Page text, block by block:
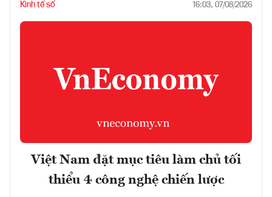
Kinh tế số 16:03, 07/08/2026
Việt Nam đặt mục tiêu làm chủ tối
thiểu 4 công nghệ chiến lược